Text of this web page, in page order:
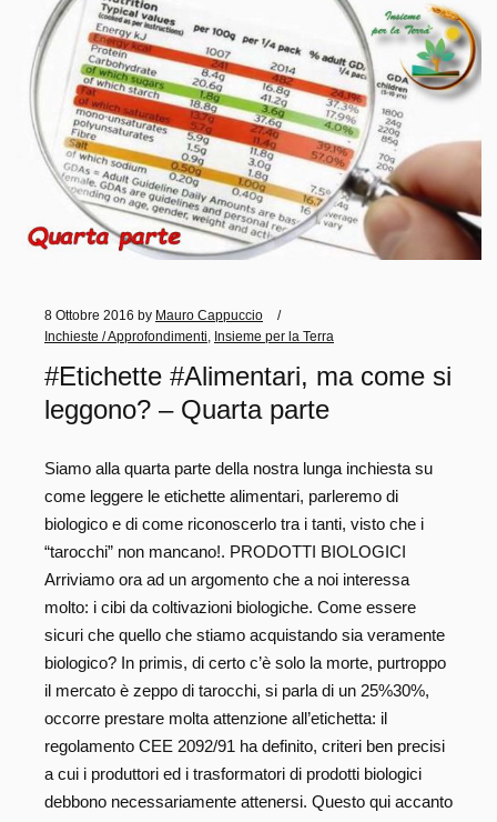
8 Ottobre 2016 by Mauro Cappuccio
Inchieste / Approfondimenti
Insieme per la Terra
#Etichette #Alimentari, ma come si
leggono? – Quarta parte
Siamo alla quarta parte della nostra lunga inchiesta su
come leggere le etichette alimentari, parleremo di
biologico e di come riconoscerlo tra i tanti, visto che i
“tarocchi” non mancano!. PRODOTTI BIOLOGICI
Arriviamo ora ad un argomento che a noi interessa
molto: i cibi da coltivazioni biologiche. Come essere
sicuri che quello che stiamo acquistando sia veramente
biologico? In primis, di certo c’è solo la morte, purtroppo
il mercato è zeppo di tarocchi, si parla di un 25%30%,
occorre prestare molta attenzione all’etichetta: il
regolamento CEE 2092/91 ha definito, criteri ben precisi
a cui i produttori ed i trasformatori di prodotti biologici
debbono necessariamente attenersi. Questo qui accanto